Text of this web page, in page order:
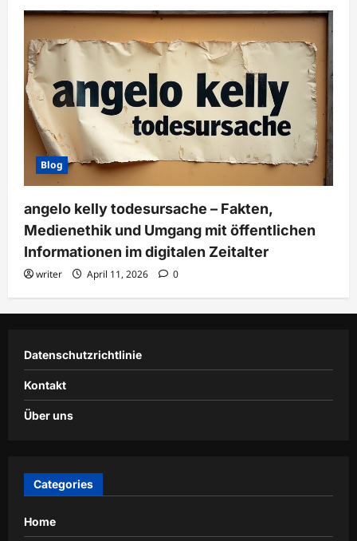
Blog
angelo kelly todesursache – Fakten,
Medienethik und Umgang mit öffentlichen
Informationen im digitalen Zeitalter
writer April 11, 2026 0
Datenschutzrichtlinie
Kontakt
Über uns
Categories
Home